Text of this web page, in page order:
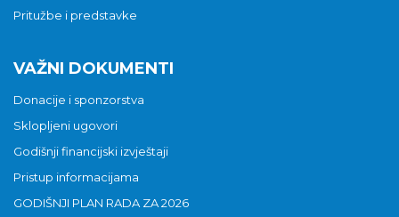
Pritužbe i predstavke
VAŽNI DOKUMENTI
Donacije i sponzorstva
Sklopljeni ugovori
Godišnji financijski izvještaji
Pristup informacijama
GODIŠNJI PLAN RADA ZA 2026